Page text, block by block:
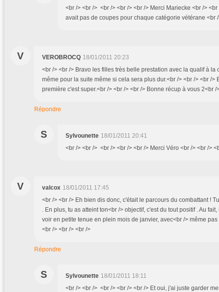
<br /> <br /> <br /> <br /> <br /> Merci Mariecke <br />
avait pas de coupes pour chaque catégorie vétérane <br
V VEROBROCQ 18/01/2011 20:23
<br /> <br /> Bravo les filles très belle prestation avec la qualif à la
même pour la suite même si cela sera plus dur.<br /> <br /> <br />
première c'est super.<br /> <br /> <br /> Bonne récup à vous 2<br /
Répondre
S Sylvounette 18/01/2011 20:41
<br /> <br /> <br /> <br /> <br /> Merci Véro <br /> <br />
V valcox 18/01/2011 17:45
<br /> <br /> Eh bien dis donc, c'était le parcours du combattant !
. En plus, tu as atteint ton<br /> objectif, c'est du tout positif . Au
voir en petite tenue en plein mois de janvier, avec<br /> même
<br /> <br /> <br />
Répondre
S Sylvounette 18/01/2011 18:11
<br /> <br /> <br /> <br /> <br /> Et oui, j'ai juste garder